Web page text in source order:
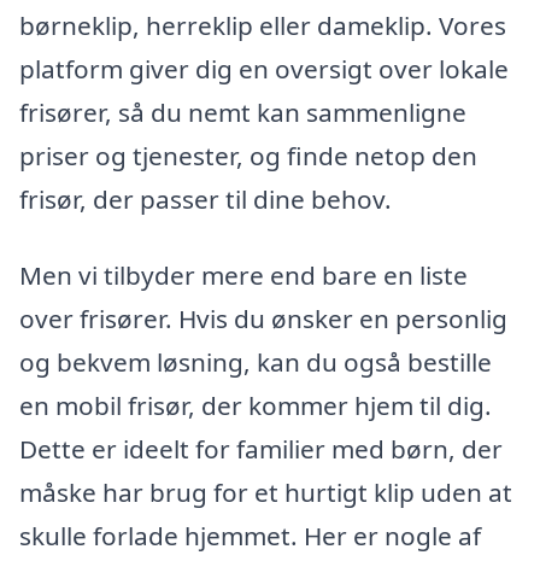
børneklip, herreklip eller dameklip. Vores
platform giver dig en oversigt over lokale
frisører, så du nemt kan sammenligne
priser og tjenester, og finde netop den
frisør, der passer til dine behov.
Men vi tilbyder mere end bare en liste
over frisører. Hvis du ønsker en personlig
og bekvem løsning, kan du også bestille
en mobil frisør, der kommer hjem til dig.
Dette er ideelt for familier med børn, der
måske har brug for et hurtigt klip uden at
skulle forlade hjemmet. Her er nogle af